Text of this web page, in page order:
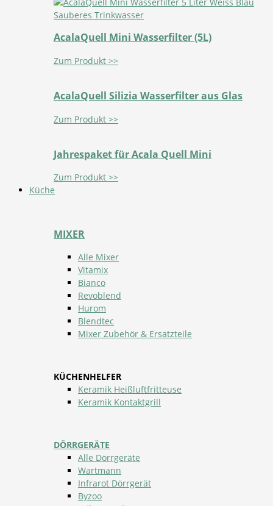
AcalaQuell Mini Wasserfilter (5L)
Zum Produkt >>
AcalaQuell Silizia Wasserfilter aus Glas
Zum Produkt >>
Jahrespaket für Acala Quell Mini
Zum Produkt >>
Küche
MIXER
Alle Mixer
Vitamix
Bianco
Revoblend
Hurom
Blendtec
Mixer Zubehör & Ersatzteile
KÜCHENHELFER
Keramik Heißluftfritteuse
Keramik Kontaktgrill
DÖRRGERÄTE
Alle Dörrgeräte
Wartmann
Infrarot Dörrgerät
Byzoo